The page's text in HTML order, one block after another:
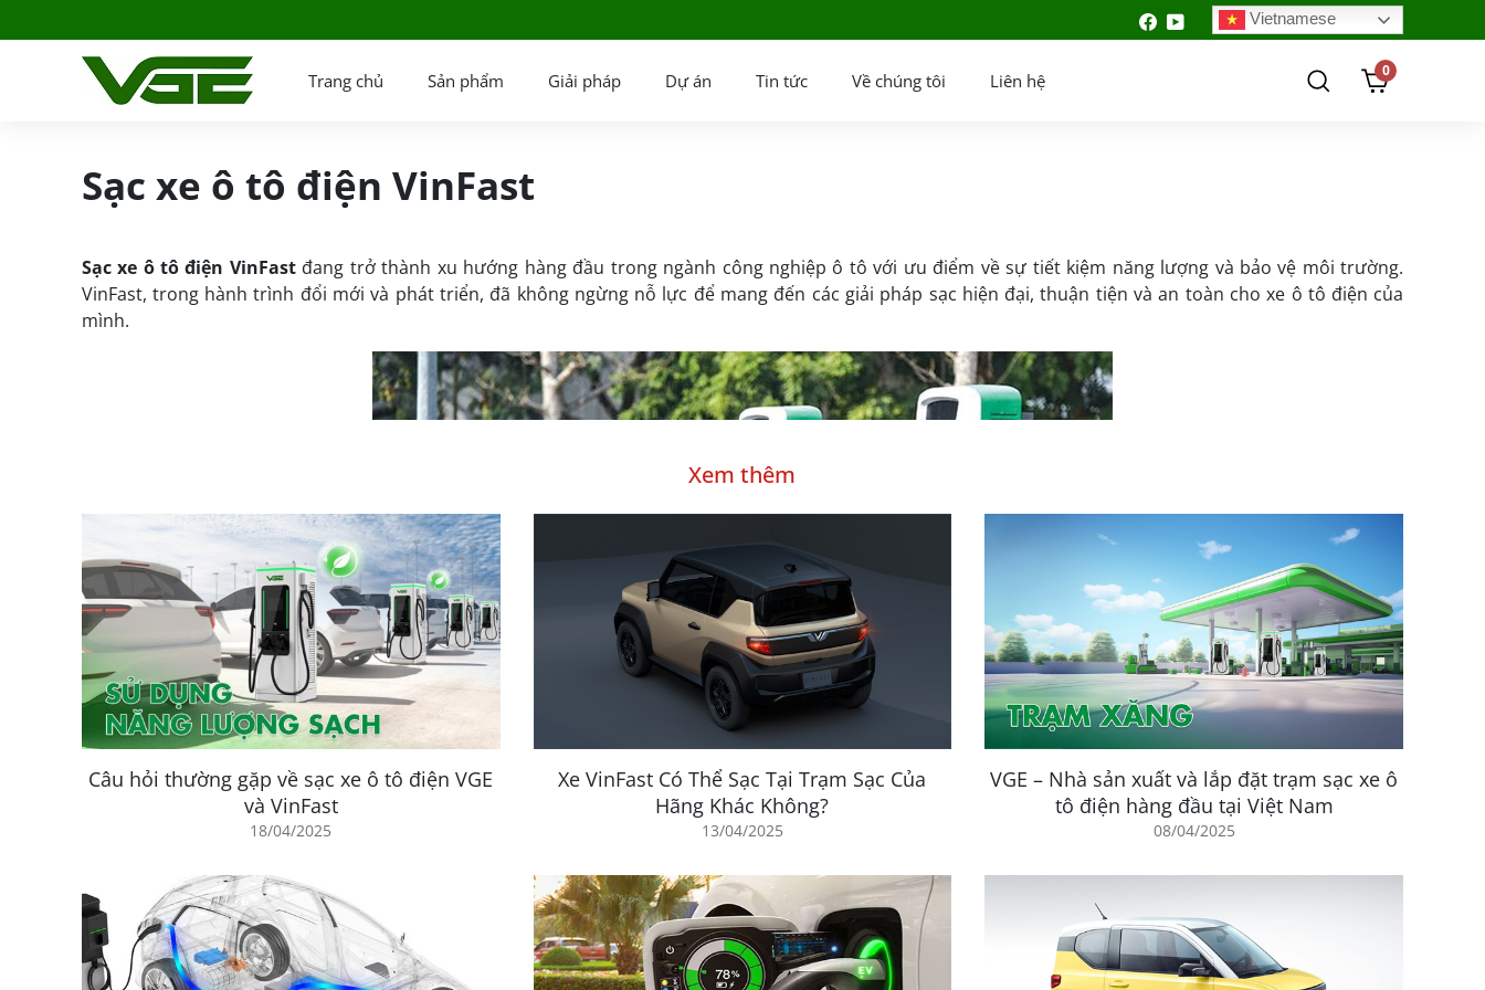
Vietnamese
Trang chủ Sản phẩm Giải pháp Dự án Tin tức Về chúng tôi Liên hệ
0
Sạc xe ô tô điện VinFast
Sạc xe ô tô điện VinFastđang trở thành xu hướng hàng đầu trong ngành công nghiệp ô tô với ưu điểm về sự tiết kiệm năng lượng và bảo vệ môi trường.
VinFast, trong hành trình đổi mới và phát triển, đã không ngừng nỗ lực để mang đến các giải pháp sạc hiện đại, thuận tiện và an toàn cho xe ô tô điện của
mình.
VinFast cam kết cung cấp giải pháp sạc hiện đại và tiện ích nhất cho khách hàng sử dụng xe ô tô điện của họ. Các điểm nổi bật trong công nghệ sạc xe ô tô điện
VinFast bao gồm:
Hệ Thống Sạc Nhanh: VinFast sử dụng công nghệ sạc nhanh tiên tiến, giúp người dùng tiết kiệm thời gian và tăng cường hiệu suất sạc.
Xem thêm
Câu hỏi thường gặp về sạc xe ô tô điện VGE
và VinFast
18/04/2025
Xe VinFast Có Thể Sạc Tại Trạm Sạc Của
Hãng Khác Không?
13/04/2025
VGE – Nhà sản xuất và lắp đặt trạm sạc xe ô
tô điện hàng đầu tại Việt Nam
08/04/2025